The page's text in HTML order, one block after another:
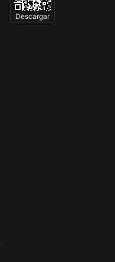
Descargar